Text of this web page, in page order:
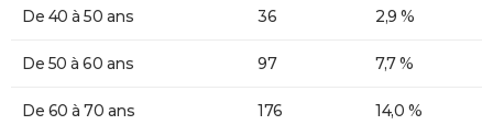
De 40 à 50 ans 36 2,9 %
De 50 à 60 ans 97 7,7 %
De 60 à 70 ans 176 14,0 %